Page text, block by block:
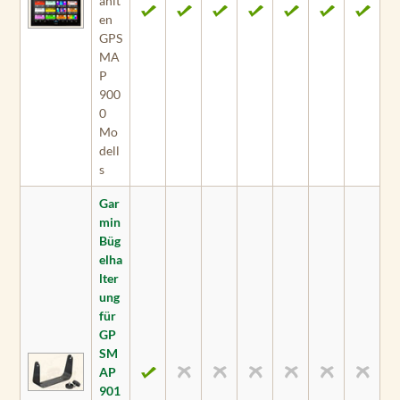
en
GPS
MA
P
900
0
Mo
dell
s
Gar
min
Büg
elha
lter
ung
für
GP
SM
AP
901